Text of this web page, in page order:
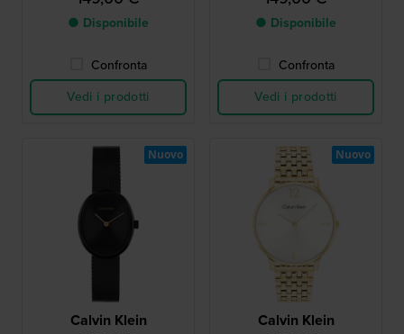
● Disponibile
Confronta
Vedi i prodotti
● Disponibile
Confronta
Vedi i prodotti
Calvin Klein
Nuovo
Calvin Klein
Nuovo